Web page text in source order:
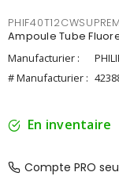
Ampoule Tube
Manufacturier :
# Manufacturier :
En inventaire
Compte PRO